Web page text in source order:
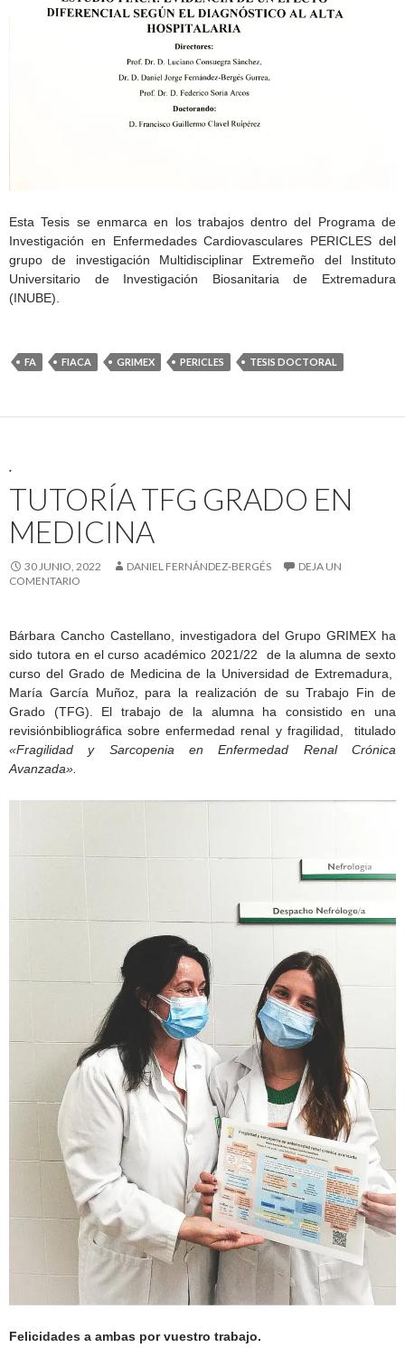
Esta Tesis se enmarca en los trabajos dentro del Programa de
Investigación en Enfermedades Cardiovasculares PERICLES del
grupo de investigación Multidisciplinar Extremeño del Instituto
Universitario de Investigación Biosanitaria de Extremadura
(INUBE).
FA FIACA GRIMEX PERICLES TESIS DOCTORAL
.
TUTORÍA TFG GRADO EN
MEDICINA
30 JUNIO, 2022 DANIEL FERNÁNDEZ-BERGÉS
DEJA UN
COMENTARIO
Bárbara Cancho Castellano, investigadora del Grupo GRIMEX ha
sido tutora en el curso académico 2021/22 de la alumna de sexto
curso del Grado de Medicina de la Universidad de Extremadura,
María García Muñoz, para la realización de su Trabajo Fin de
Grado (TFG). El trabajo de la alumna ha consistido en una
revisiónbibliográfica sobre enfermedad renal y fragilidad, titulado
«Fragilidad y Sarcopenia en Enfermedad Renal Crónica
Avanzada».
Felicidades a ambas por vuestro trabajo.